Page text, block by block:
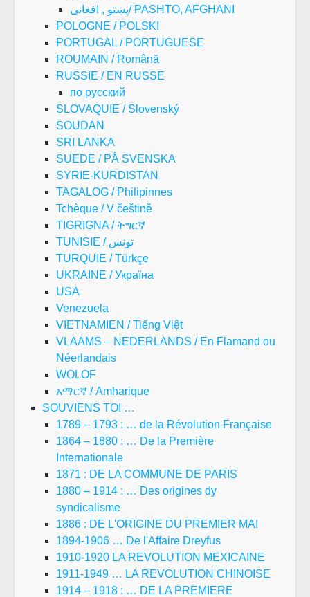
پښتو , افغانی/ PASHTO, AFGHANI
POLOGNE / POLSKI
PORTUGAL / PORTUGUESE
ROUMAIN / Română
RUSSIE / EN RUSSE
по русский
SLOVAQUIE / Slovenský
SOUDAN
SRI LANKA
SUEDE / PÅ SVENSKA
SYRIE-KURDISTAN
TAGALOG / Philipinnes
Tchèque / V češtině
TIGRIGNA / ትግርኛ
TUNISIE / تونس
TURQUIE / Türkçe
UKRAINE / Україна
USA
Venezuela
VIETNAMIEN / Tiếng Việt
VLAAMS – NEDERLANDS / En Flamand ou
Néerlandais
WOLOF
አማርኛ / Amharique
SOUVIENS TOI …
1789 – 1793 : … de la Révolution Française
1864 – 1880 : … De la Première
Internationale
1871 : DE LA COMMUNE DE PARIS
1880 – 1914 : … Des origines dy
syndicalisme
1886 : DE L'ORIGINE DU PREMIER MAI
1894-1906 … De l'Affaire Dreyfus
1910-1920 LA REVOLUTION MEXICAINE
1911-1949 … LA REVOLUTION CHINOISE
1914 – 1918 : … DE LA PREMIERE